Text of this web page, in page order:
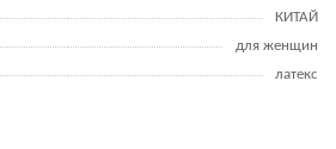
КИТАЙ
для женщин
латекс